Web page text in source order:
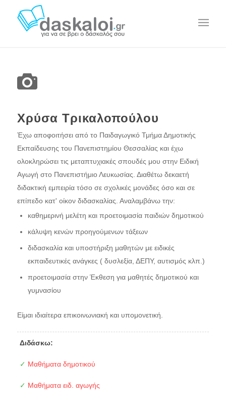
Χρύσα Τρικαλοπούλου
Έχω αποφοιτήσει από το Παιδαγωγικό Τμήμα Δημοτικής
Εκπαίδευσης του Πανεπιστημίου Θεσσαλίας και έχω
ολοκληρώσει τις μεταπτυχιακές σπουδές μου στην Ειδική
Αγωγή στο Πανεπιστήμιο Λευκωσίας. Διαθέτω δεκαετή
διδακτική εμπειρία τόσο σε σχολικές μονάδες όσο και σε
επίπεδο κατ' οίκον διδασκαλίας. Αναλαμβάνω την:
καθημερινή μελέτη και προετοιμασία παιδιών δημοτικού
κάλυψη κενών προηγούμενων τάξεων
διδασκαλία και υποστήριξη μαθητών με ειδικές
εκπαιδευτικές ανάγκες ( δυσλεξία, ΔΕΠΥ, αυτισμός κλπ.)
προετοιμασία στην Έκθεση για μαθητές δημοτικού και
γυμνασίου
Είμαι ιδιαίτερα επικοινωνιακή και υπομονετική.
Διδάσκω:
✓ Μαθήματα δημοτικού
✓ Μαθήματα ειδ. αγωγής